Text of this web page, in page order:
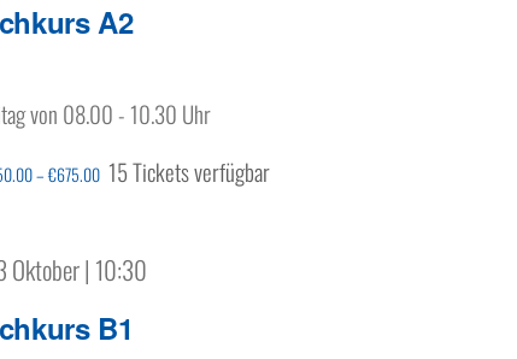
A2
von 08.00 - 10.30 Uhr
– €675.00 15 Tickets verfügbar
B1
Oktober | 10:30